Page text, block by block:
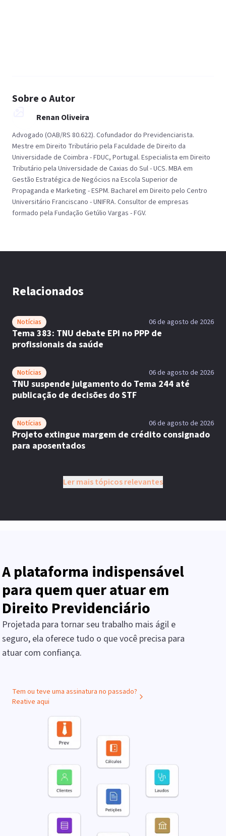
Sobre o Autor
Renan Oliveira
Advogado (OAB/RS 80.622). Cofundador do Previdenciarista.
Mestre em Direito Tributário pela Faculdade de Direito da
Universidade de Coimbra - FDUC, Portugal. Especialista em Direito
Tributário pela Universidade de Caxias do Sul - UCS. MBA em
Gestão Estratégica de Negócios na Escola Superior de
Propaganda e Marketing - ESPM. Bacharel em Direito pelo Centro
Universitário Franciscano - UNIFRA. Consultor de empresas
formado pela Fundação Getúlio Vargas - FGV.
Relacionados
Notícias 06 de agosto de 2026
Tema 383: TNU debate EPI no PPP de
profissionais da saúde
Notícias 06 de agosto de 2026
TNU suspende julgamento do Tema 244 até
publicação de decisões do STF
Notícias 06 de agosto de 2026
Projeto extingue margem de crédito consignado
para aposentados
Ler mais tópicos relevantes
A plataforma indispensável
para quem quer atuar em
Direito Previdenciário
Projetada para tornar seu trabalho mais ágil e
seguro, ela oferece tudo o que você precisa para
atuar com confiança.
Tem ou teve uma assinatura no passado?
Reative aqui